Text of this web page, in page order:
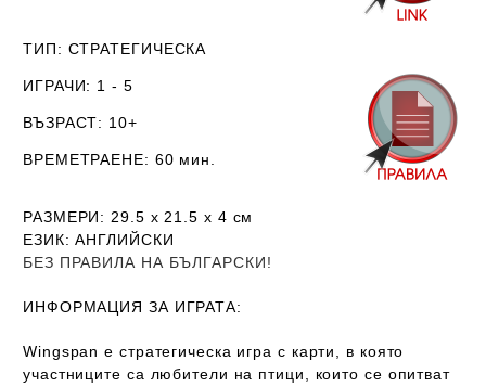
ТИП: СТРАТЕГИЧЕСКА
ИГРАЧИ: 1 - 5
ВЪЗРАСТ: 10+
ВРЕМЕТРАЕНЕ: 60 мин.
РАЗМЕРИ: 29.5 х 21.5 х 4 см
ЕЗИК: АНГЛИЙСКИ
БЕЗ ПРАВИЛА НА БЪЛГАРСКИ!
ИНФОРМАЦИЯ ЗА ИГРАТА:
Wingspan e стратегическа игра с карти, в която
участниците са любители на птици, които се опитват